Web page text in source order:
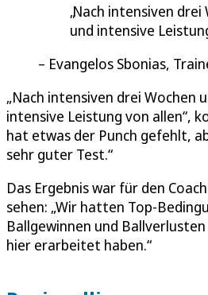
Nach intensiven drei
und intensive
Evangelos Sbonias,
„Nach intensiven drei Wochen
intensive Leistung von allen“,
hat etwas der Punch gefehlt,
sehr guter Test.“
Das Ergebnis war für den
sehen: „Wir hatten Top-
Ballgewinnen und
hier erarbeitet haben.“